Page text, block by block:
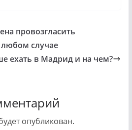
провозгласить
случае
ехать в Мадрид и на чем?
опубликован.